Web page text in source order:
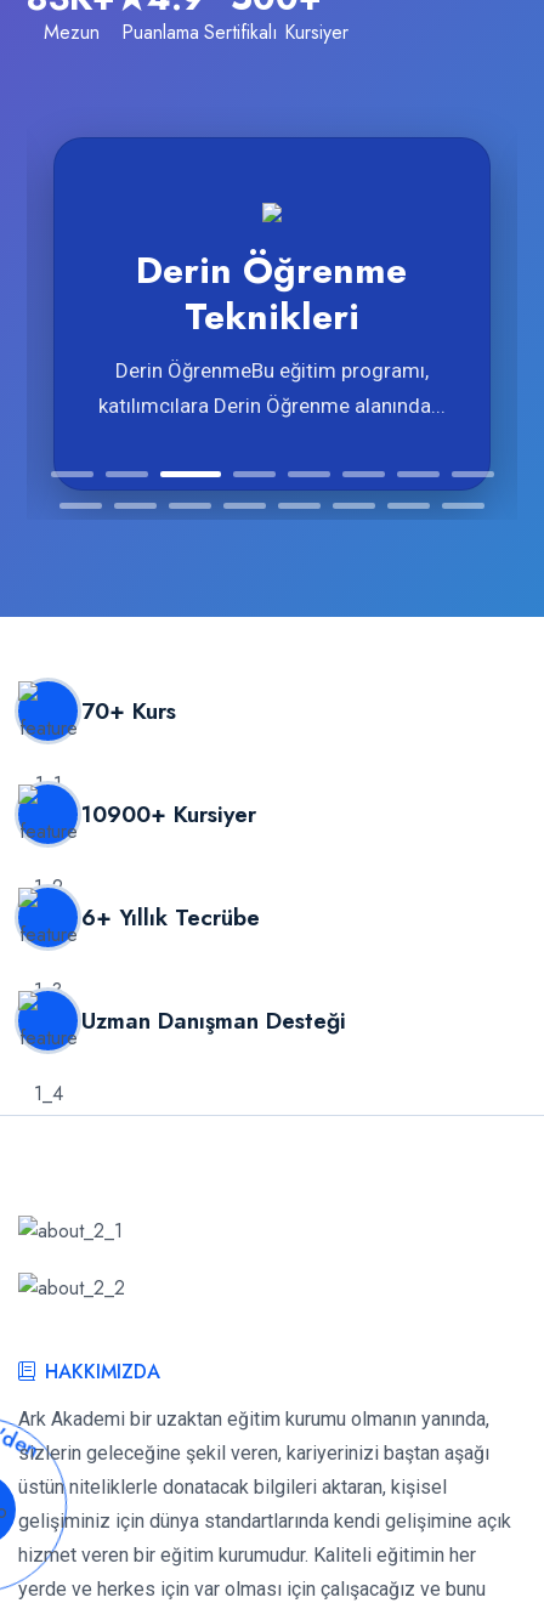
Mezun Puanlama Sertifikalı Kursiyer
Derin Öğrenme
Teknikleri
Derin ÖğrenmeBu eğitim programı,
katılımcılara Derin Öğrenme alanında...
70+ Kurs
10900+ Kursiyer
6+ Yıllık Tecrübe
Uzman Danışman Desteği
2
0
2
0
'
d
e
n
b
e
r
i
HAKKIMIZDA
Ark Akademi bir uzaktan eğitim kurumu olmanın yanında,
sizlerin geleceğine şekil veren, kariyerinizi baştan aşağı
üstün niteliklerle donatacak bilgileri aktaran, kişisel
gelişiminiz için dünya standartlarında kendi gelişimine açık
hizmet veren bir eğitim kurumudur. Kaliteli eğitimin her
yerde ve herkes için var olması için çalışacağız ve bunu